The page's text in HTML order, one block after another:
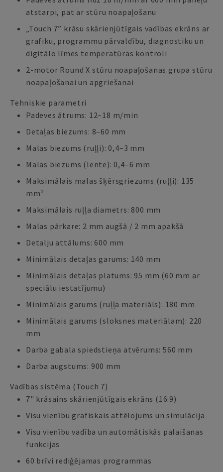
atstarpi, pat ar stūru noapaļošanu
„Touch 7” krāsu skārienjūtīgais vadības ekrāns ar
grafiku, programmu pārvaldību, diagnostiku un
digitālo līmes temperatūras kontroli
2-motor Round X stūru noapaļošanas grupa stūru
noapaļošanai un apgriešanai
Tehniskie parametri
Padeves ātrums: 12–18 m/min
Detaļas biezums: 8–60 mm
Malas biezums (ruļļi): 0,4–3 mm
Malas biezums (lente): 0,4–6 mm
Maksimālais malas šķērsgriezums (ruļļi): 135
mm²
Maksimālais ruļļa diametrs: 800 mm
Malas pārkare: 2 mm augšā / 2 mm apakšā
Detalju attālums: 600 mm
Minimālais detaļas garums: 140 mm
Minimālais detaļas platums: 95 mm (60 mm ar
speciālu iestatījumu)
Minimālais garums (ruļļa materiāls): 180 mm
Minimālais garums (sloksnes materiālam): 220
mm
Darba gabala spiedstieņa atvērums: 560 mm
Darba augstums: 900 mm
Vadības sistēma (Touch 7)
7" krāsains skārienjūtīgais ekrāns (16:9)
Visu vienību grafiskais attēlojums un simulācija
Visu vienību vadība un automātiskās palaišanas
funkcijas
60 brīvi rediģējamas programmas